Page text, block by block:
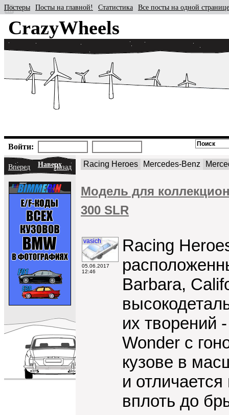
CrazyWheels
Постеры Посты на главной! Статистика Все посты на одной странице
Войти:
Вперед НаверхНазад Racing Heroes Mercedes-Benz
Модель для
300 SLR
vasich
05.06.2017
12:46
Racing
Barbara,
их творений
Wonder с
кузове в
и
вплоть до